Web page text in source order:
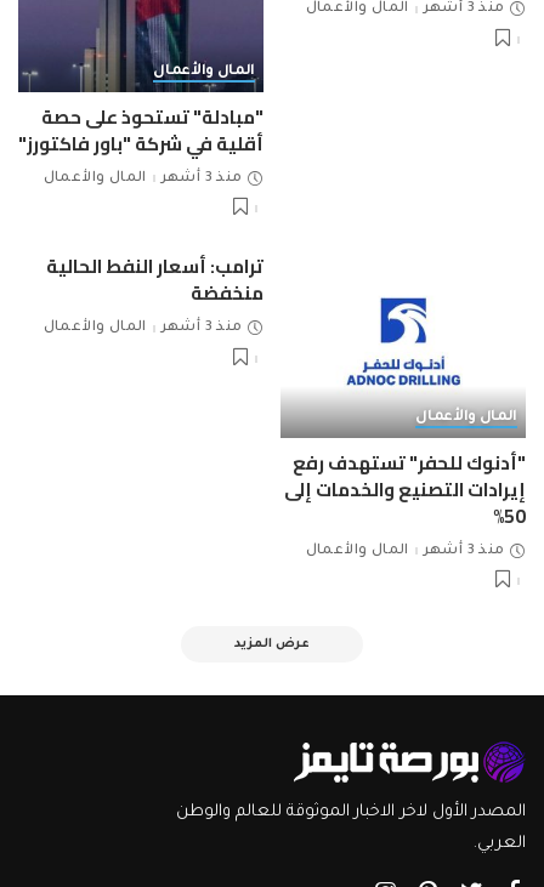
منذ 3 أشهر المال والأعمال
المال والأعمال
"مبادلة" تستحوذ على حصة
أقلية في شركة "باور فاكتورز"
منذ 3 أشهر المال والأعمال
المال والأعمال
"أدنوك للحفر" تستهدف رفع
إيرادات التصنيع والخدمات إلى
50%
منذ 3 أشهر المال والأعمال
ترامب: أسعار النفط الحالية
منخفضة
منذ 3 أشهر المال والأعمال
عرض المزيد
المصدر الأول لاخر الاخبار الموثوقة للعالم والوطن
العربي.